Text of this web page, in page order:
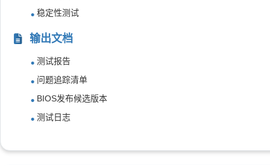
稳定性测试
输出文档
测试报告
问题追踪清单
BIOS发布候选版本
测试日志